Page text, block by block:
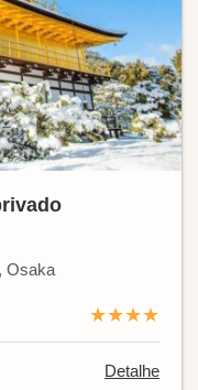
Osaka
★★★★
Detalhe